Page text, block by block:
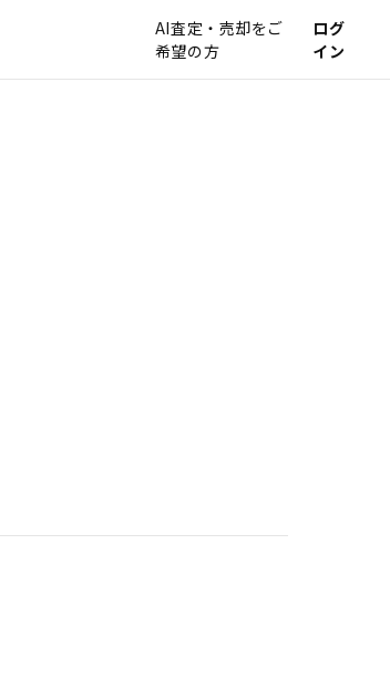
AI査定・売却をご
希望の方
ログ
イン